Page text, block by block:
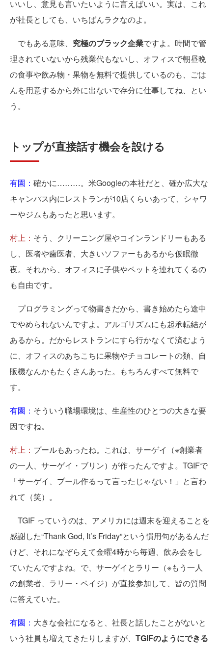
いいし、意見も言いたいように言えばいい。実は、これ
が社長としても、いちばんラクなのよ。
でもある意味、 究極のブラック企業ですよ。時間で管
理されていないから残業代もないし、オフィスで朝昼晩
の食事や飲み物・果物を無料で提供しているのも、ごは
んを用意するから外に出ないで存分に仕事してね、とい
う。
トップが直接話す機会を設ける
有園： 確かに………。米Googleの本社だと、確か広大な
キャンパス内にレストランが10店くらいあって、シャワ
ーやジムもあったと思います。
村上： そう、クリーニング屋やコインランドリーもある
し、医者や歯医者、大きいソファーもあるから仮眠徹
夜。それから、オフィスに子供やペットを連れてくるの
も自由です。
プログラミングって物書きだから、書き始めたら途中
でやめられないんですよ。アルゴリズムにも起承転結が
あるから。だからレストランにすら行かなくて済むよう
に、オフィスのあちこちに果物やチョコレートの類、自
販機なんかもたくさんあった。もちろんすべて無料で
す。
有園： そういう職場環境は、生産性のひとつの大きな要
因ですね。
村上： プールもあったね。これは、サーゲイ（※創業者
の一人、サーゲイ・ブリン）が作ったんですよ。TGIFで
「サーゲイ、プール作るって言ったじゃない！」と言わ
れて（笑）。
TGIF っていうのは、アメリカには週末を迎えることを
感謝した“Thank God, It’s Friday”という慣用句があるんだ
けど、それになぞらえて金曜4時から毎週、飲み会をし
ていたんですよね。で、サーゲイとラリー（※もう一人
の創業者、ラリー・ペイジ）が直接参加して、皆の質問
に答えていた。
有園： 大きな会社になると、社長と話したことがないと
いう社員も増えてきたりしますが、 TGIFのようにできる